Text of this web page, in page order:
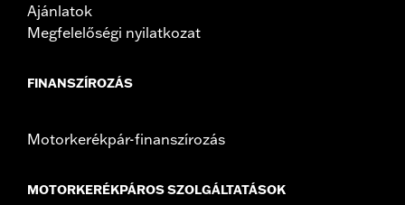
Ajánlatok
Megfelelőségi nyilatkozat
FINANSZÍROZÁS
Motorkerékpár-finanszírozás
MOTORKERÉKPÁROS SZOLGÁLTATÁSOK